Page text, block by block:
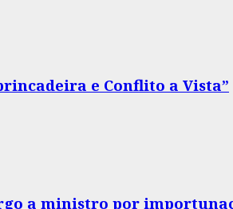
e Conflito a Vista”
a ministro por